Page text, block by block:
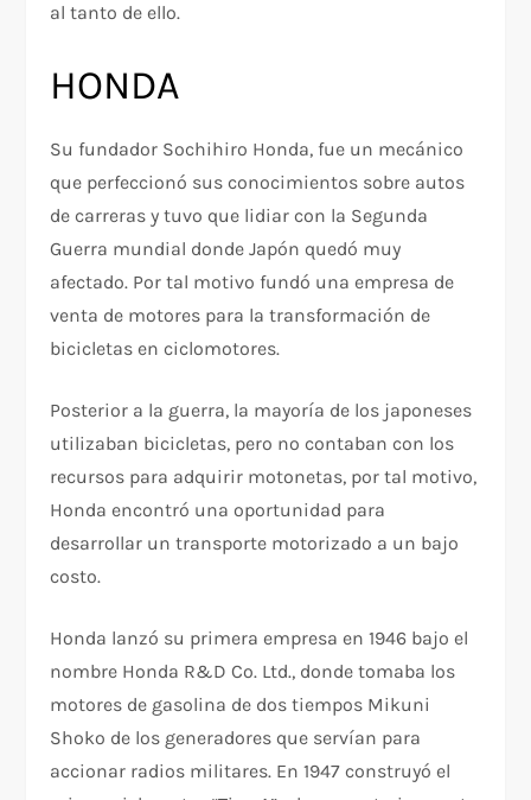
al tanto de ello.
HONDA
Su fundador Sochihiro Honda, fue un mecánico
que perfeccionó sus conocimientos sobre autos
de carreras y tuvo que lidiar con la Segunda
Guerra mundial donde Japón quedó muy
afectado. Por tal motivo fundó una empresa de
venta de motores para la transformación de
bicicletas en ciclomotores.
Posterior a la guerra, la mayoría de los japoneses
utilizaban bicicletas, pero no contaban con los
recursos para adquirir motonetas, por tal motivo,
Honda encontró una oportunidad para
desarrollar un transporte motorizado a un bajo
costo.
Honda lanzó su primera empresa en 1946 bajo el
nombre Honda R&D Co. Ltd., donde tomaba los
motores de gasolina de dos tiempos Mikuni
Shoko de los generadores que servían para
accionar radios militares. En 1947 construyó el